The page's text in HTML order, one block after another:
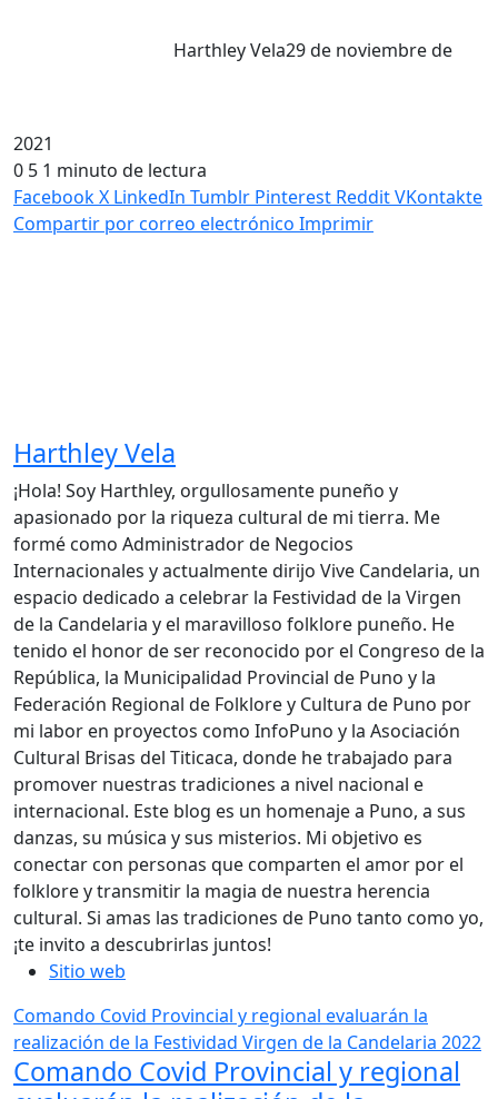
Harthley Vela29 de noviembre de
2021
0 5 1 minuto de lectura
FacebookX LinkedIn Tumblr Pinterest RedditVKontakte
Compartir por correo electrónico Imprimir
Harthley Vela
¡Hola! Soy Harthley, orgullosamente puneño y
apasionado por la riqueza cultural de mi tierra. Me
formé como Administrador de Negocios
Internacionales y actualmente dirijo Vive Candelaria, un
espacio dedicado a celebrar la Festividad de la Virgen
de la Candelaria y el maravilloso folklore puneño. He
tenido el honor de ser reconocido por el Congreso de la
República, la Municipalidad Provincial de Puno y la
Federación Regional de Folklore y Cultura de Puno por
mi labor en proyectos como InfoPuno y la Asociación
Cultural Brisas del Titicaca, donde he trabajado para
promover nuestras tradiciones a nivel nacional e
internacional. Este blog es un homenaje a Puno, a sus
danzas, su música y sus misterios. Mi objetivo es
conectar con personas que comparten el amor por el
folklore y transmitir la magia de nuestra herencia
cultural. Si amas las tradiciones de Puno tanto como yo,
¡te invito a descubrirlas juntos!
Sitio web
Comando Covid Provincial y regional evaluarán la
realización de la Festividad Virgen de la Candelaria 2022
Comando Covid Provincial y regional